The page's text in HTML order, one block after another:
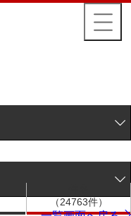
（24763件）